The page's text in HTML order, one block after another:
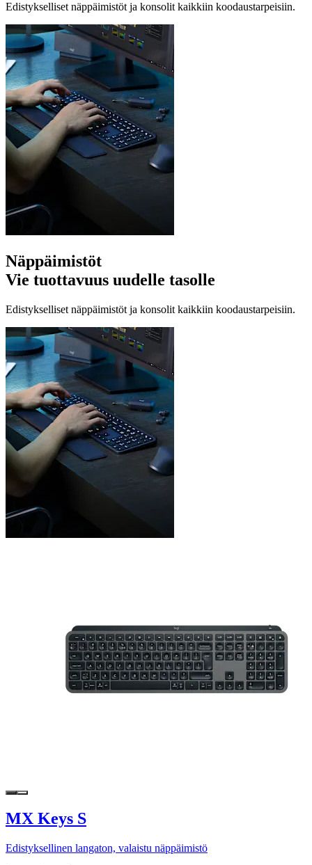
Edistykselliset näppäimistöt ja konsolit kaikkiin koodaustarpeisiin.
Näppäimistöt
Vie tuottavuus uudelle tasolle
Edistykselliset näppäimistöt ja konsolit kaikkiin koodaustarpeisiin.
MX Keys S
Edistyksellinen langaton, valaistu näppäimistö